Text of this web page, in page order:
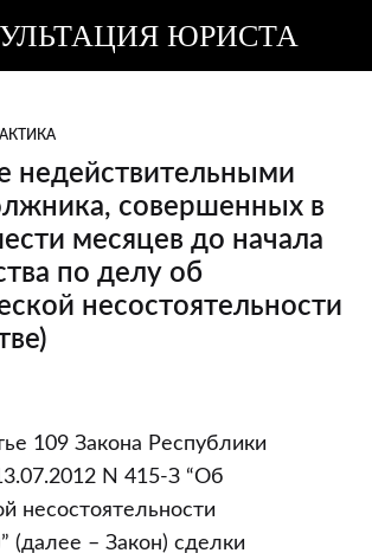
ЮРИСТА
недействительными
совершенных в
месяцев до начала
по делу об
несостоятельности
109 Закона Республики
N 415-З “Об
несостоятельности
(далее – Закон) сделки